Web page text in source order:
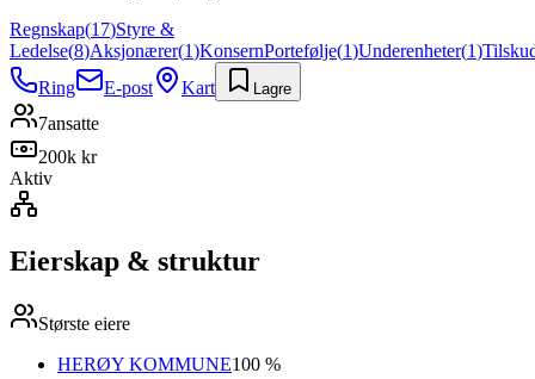
Regnskap(17)Styre &
Ledelse(8)Aksjonærer(1)KonsernPortefølje(1)Underenheter(1)
Ring
E-post Kart Lagre
7ansatte
200k kr
Aktiv
Eierskap & struktur
Største eiere
HERØY KOMMUNE100 %